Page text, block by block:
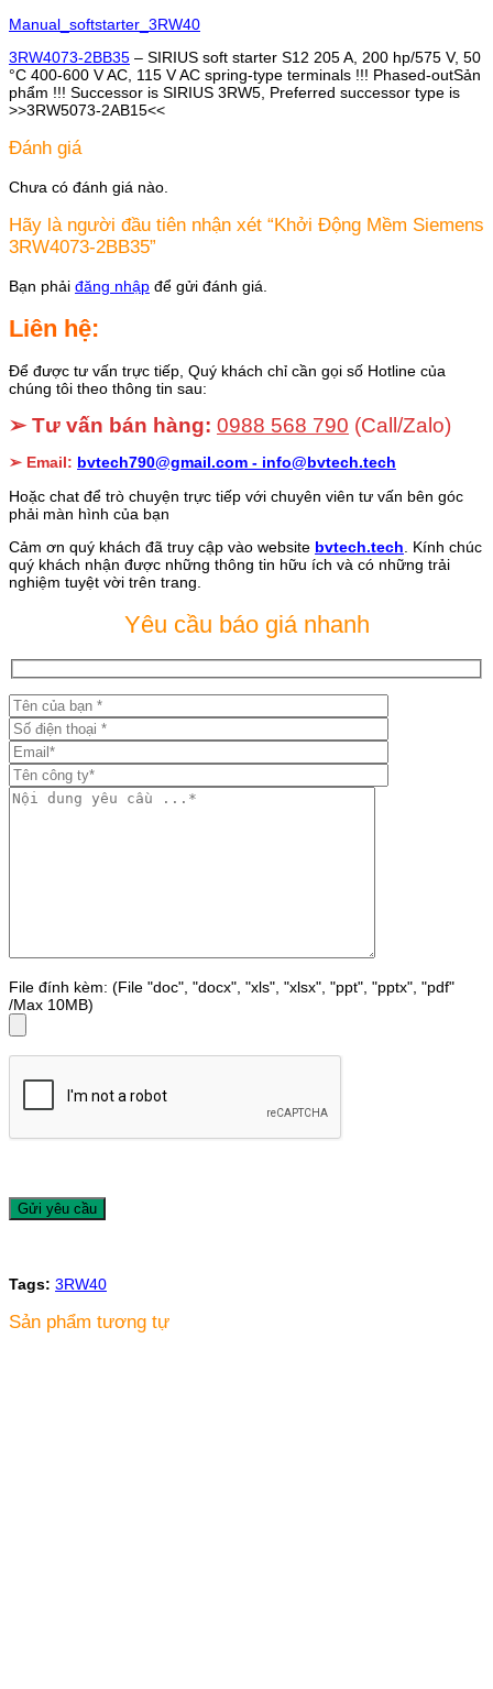
Manual_softstarter_3RW40
3RW4073-2BB35 – SIRIUS soft starter S12 205 A, 200 hp/575 V, 50
°C 400-600 V AC, 115 V AC spring-type terminals !!! Phased-outSản
phẩm !!! Successor is SIRIUS 3RW5, Preferred successor type is
>>3RW5073-2AB15<<
Đánh giá
Chưa có đánh giá nào.
Hãy là người đầu tiên nhận xét “Khởi Động Mềm Siemens
3RW4073-2BB35”
Bạn phải đăng nhập để gửi đánh giá.
Liên hệ:
Để được tư vấn trực tiếp, Quý khách chỉ cần gọi số Hotline của
chúng tôi theo thông tin sau:
➢ Tư vấn bán hàng: 0988 568 790 (Call/Zalo)
➢ Email: bvtech790@gmail.com - info@bvtech.tech
Hoặc chat để trò chuyện trực tiếp với chuyên viên tư vấn bên góc
phải màn hình của bạn
Cảm ơn quý khách đã truy cập vào website bvtech.tech . Kính chúc
quý khách nhận được những thông tin hữu ích và có những trải
nghiệm tuyệt vời trên trang.
Yêu cầu báo giá nhanh
File đính kèm: (File "doc", "docx", "xls", "xlsx", "ppt", "pptx", "pdf"
/Max 10MB)
Tags: 3RW40
Sản phẩm tương tự